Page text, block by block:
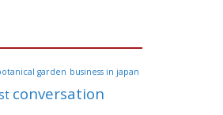
garden business in japan
conversation